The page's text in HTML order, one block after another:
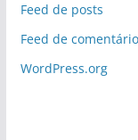
Feed de posts
Feed de
WordPress.org